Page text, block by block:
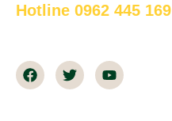
Hotline 0962 445 169